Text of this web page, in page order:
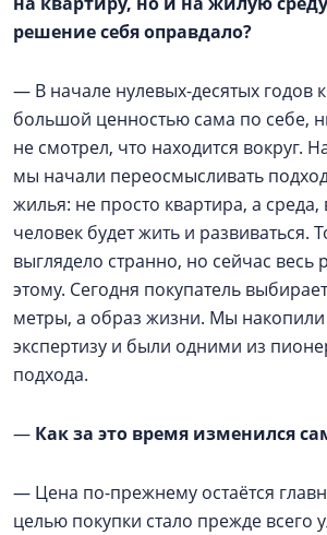
решение себя оправдало?
— В начале нулевых-десятых годов
большой ценностью сама по себе,
не смотрел, что находится вокруг.
мы начали переосмысливать
жилья: не просто квартира, а среда,
человек будет жить и развиваться.
выглядело странно, но сейчас
этому. Сегодня покупатель
метры, а образ жизни. Мы
экспертизу и были одними из
подхода.
— Как за это время изменился
— Цена по-прежнему остаётся
целью покупки стало прежде всего